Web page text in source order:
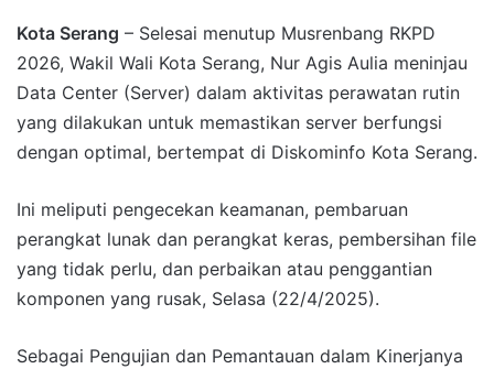
Kota Serang – Selesai menutup Musrenbang RKPD
2026, Wakil Wali Kota Serang, Nur Agis Aulia meninjau
Data Center (Server) dalam aktivitas perawatan rutin
yang dilakukan untuk memastikan server berfungsi
dengan optimal, bertempat di Diskominfo Kota Serang.
Ini meliputi pengecekan keamanan, pembaruan
perangkat lunak dan perangkat keras, pembersihan file
yang tidak perlu, dan perbaikan atau penggantian
komponen yang rusak, Selasa (22/4/2025).
Sebagai Pengujian dan Pemantauan dalam Kinerjanya